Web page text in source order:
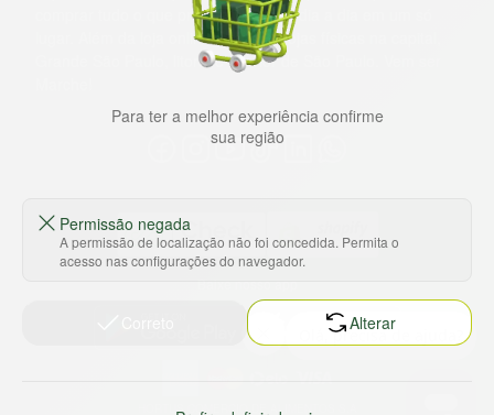
comprar tudo o que precisa para seu dia a dia em um só
lugar. Além da loja online temos 31 lojas físicas na capital,
Grande São Paulo, litoral e interior de São Paulo. Vem ser
HORTUS COMERCIO DE ALIMENTOS S.A
Para ter a melhor experiência confirme
sua região
Permissão negada
A permissão de localização não foi concedida. Permita o
acesso nas configurações do navegador.
Alterar